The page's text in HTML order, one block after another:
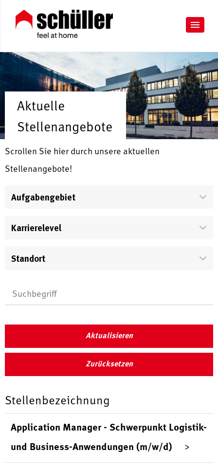
Aktuelle
Stellenangebote
Scrollen Sie hier durch unsere aktuellen
Stellenangebote!
Aufgabengebiet
Karrierelevel
Standort
Aktualisieren
Zurücksetzen
Stellenbezeichnung
Application Manager - Schwerpunkt Logistik-
und Business-Anwendungen (m/w/d)